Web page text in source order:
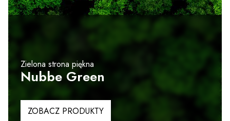
Zielona strona piękna
Nubbe Green
ZOBACZ PRODUKTY